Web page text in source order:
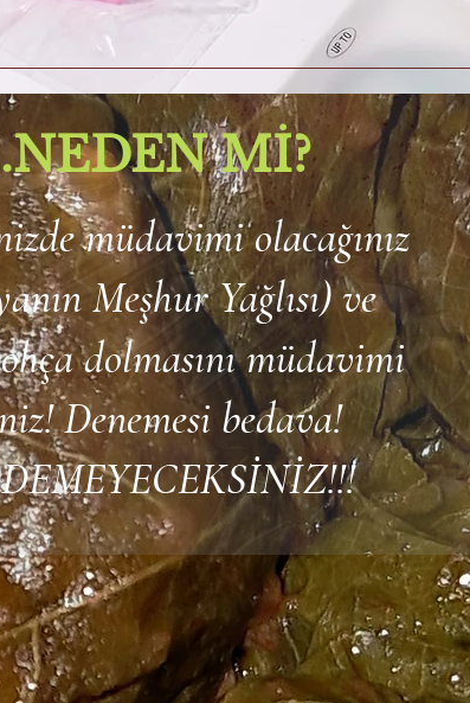
Mİ?
müdavimi olacağınız
Meşhur Yağlısı) ve
dolmasını müdavimi
Denemesi bedava!